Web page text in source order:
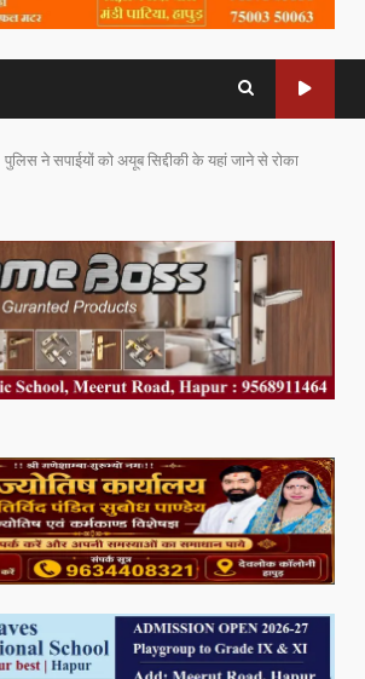
पुलिस ने सपाईयों को अयूब सिद्दीकी के यहां जाने से रोका